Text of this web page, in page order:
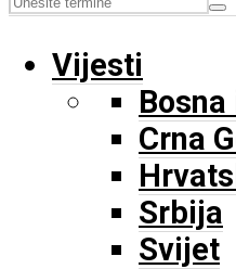
Vijesti
Crna
Srbija
Svijet